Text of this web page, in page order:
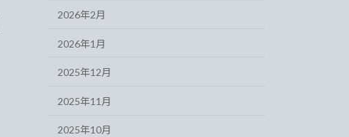
2026年2月
2026年1月
2025年12月
2025年11月
2025年10月